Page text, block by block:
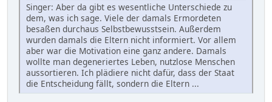
Singer: Aber da gibt es wesentliche Unterschiede zu
dem, was ich sage. Viele der damals Ermordeten
besaßen durchaus Selbstbewusstsein. Außerdem
wurden damals die Eltern nicht informiert. Vor allem
aber war die Motivation eine ganz andere. Damals
wollte man degeneriertes Leben, nutzlose Menschen
aussortieren. Ich plädiere nicht dafür, dass der Staat
die Entscheidung fällt, sondern die Eltern ...